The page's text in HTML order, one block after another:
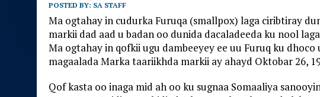
POSTED BY: SA STAFF
Ma ogtahay in cudurka Furuqa (smallpox) laga ciribtiray
markii dad aad u badan oo dunida dacaladeeda ku nool
Ma ogtahay in qofkii ugu dambeeyey ee uu Furuq ku dhoco
magaalada Marka taariikhda markii ay ahayd Oktobar 26,
Qof kasta oo inaga mid ah oo ku sugnaa Somaaliya